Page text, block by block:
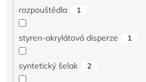
rozpouštědla 1
styren-akrylátová disperze 1
syntetický šelak 2